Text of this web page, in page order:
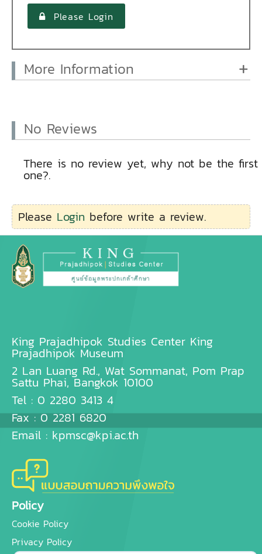
Please Login
More Information
No Reviews
There is no review yet, why not be the first
one?.
Please Login before write a review.
King Prajadhipok Studies Center King
Prajadhipok Museum
2 Lan Luang Rd., Wat Sommanat, Pom Prap
Sattu Phai, Bangkok 10100
Tel : 0 2280 3413 4
Fax : 0 2281 6820
Email : kpmsc@kpi.ac.th
Policy
Cookie Policy
Privacy Policy